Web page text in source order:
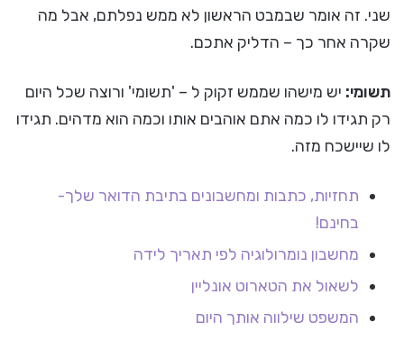
שני. זה אומר שבמבט הראשון לא ממש נפלתם, אבל מה
שקרה אחר כך – הדליק אתכם.
תשומי: יש מישהו שממש זקוק ל – 'תשומי' ורוצה שכל היום
רק תגידו לו כמה אתם אוהבים אותו וכמה הוא מדהים. תגידו
לו שיישכח מזה.
תחזיות, כתבות ומחשבונים בתיבת הדואר שלך-
בחינם!
מחשבון נומרולוגיה לפי תאריך לידה
לשאול את הטארוט אונליין
המשפט שילווה אותך היום